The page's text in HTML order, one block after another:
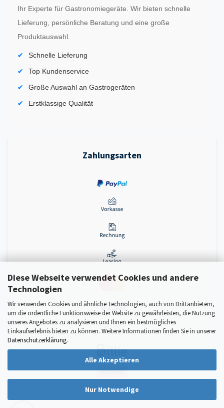
Diese Webseite verwendet Cookies und andere
Technologien
Wir verwenden Cookies und ähnliche Technologien, auch von Drittanbietern,
um die ordentliche Funktionsweise der Website zu gewährleisten, die Nutzung
unseres Angebotes zu analysieren und Ihnen ein bestmögliches
Einkaufserlebnis bieten zu können. Weitere Informationen finden Sie in unserer
Datenschutzerklärung.
Alle Akzeptieren
Nur Notwendige
Ihr Experte für Gastronomiegeräte. Wir bieten schnelle
Lieferung, persönliche Beratung und eine große
Produktauswahl.
Schnelle Lieferung
Top Kundenservice
Große Auswahl an Gastrogeräten
Erstklassige Qualität
Zahlungsarten